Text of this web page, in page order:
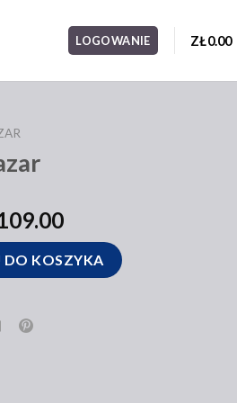
LOGOWANIE ZŁ0.00
DO KOSZYKA